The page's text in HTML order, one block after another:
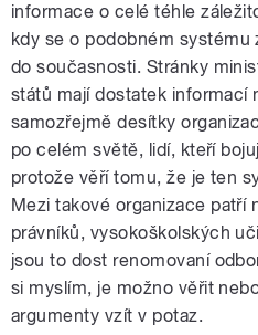
informace o celé téhle
kdy se o podobném systému
do současnosti. Stránky
států mají dostatek informací
samozřejmě desítky
po celém světě, lidí, kteří
protože věří tomu, že je ten
Mezi takové organizace patří
právníků, vysokoškolských
jsou to dost renomovaní
si myslím, je možno věřit
argumenty vzít v potaz.